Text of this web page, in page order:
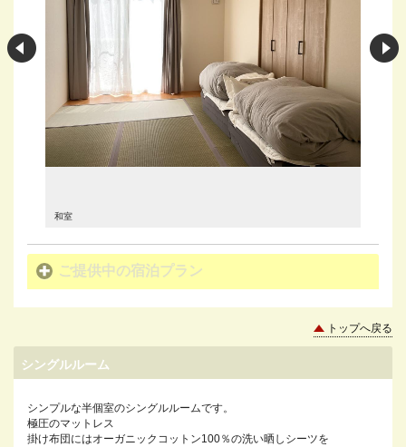
和室
ご提供中の宿泊プラン
トップへ戻る
シングルルーム
シンプルな半個室のシングルルームです。
極圧のマットレス
掛け布団にはオーガニックコットン100％の洗い晒しシーツを